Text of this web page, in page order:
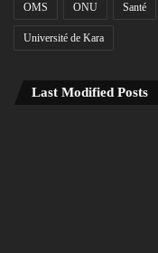
OMS ONU Santé
Université de Kara
Last Modified Posts